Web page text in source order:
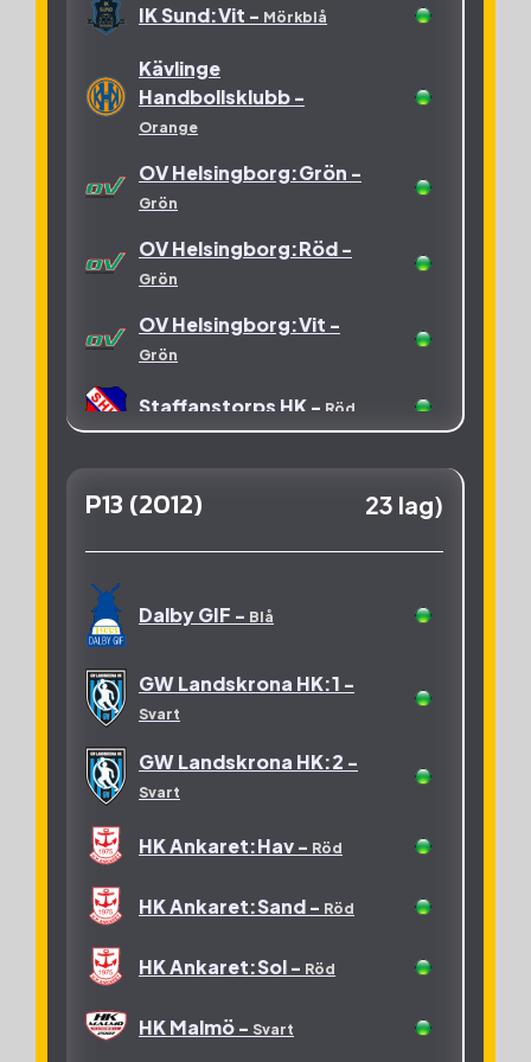
Grön
Skurups Handboll:06 -
Skurups Handboll:07 -
Staffanstorps HK:Blå -
Staffanstorps HK:Röd
-
Staffanstorps HK:Vit -
IK Sund:Vit - Mörkblå
Kävlinge
Handbollsklubb -
Orange
OV Helsingborg:Grön -
Grön
OV Helsingborg:Röd -
Grön
OV Helsingborg:Vit -
Grön
Staffanstorps HK - Röd
P13 (2012) 23 lag)
Dalby GIF - Blå
GW Landskrona HK:1 -
Svart
GW Landskrona HK:2 -
Svart
HK Ankaret:Hav - Röd
HK Ankaret:Sand - Röd
HK Ankaret:Sol - Röd
HK Malmö - Svart